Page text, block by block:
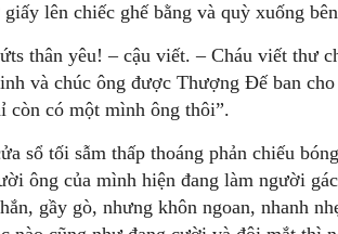
lên chiếc ghế bằng và quỳ xuống
thân yêu! – cậu viết. – Cháu viết thư
và chúc ông được Thượng Đế ban
còn có một mình ông thôi”.
sổ tối sẫm thấp thoáng phản chiếu
ông của mình hiện đang làm người
gầy gò, nhưng khôn ngoan, nhanh